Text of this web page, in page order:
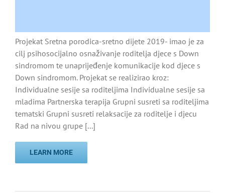
Projekat Sretna porodica-sretno dijete 2019- imao je za
cilj psihosocijalno osnaživanje roditelja djece s Down
sindromom te unaprijeđenje komunikacije kod djece s
Down sindromom. Projekat se realizirao kroz:
Individualne sesije sa roditeljima Individualne sesije sa
mladima Partnerska terapija Grupni susreti sa roditeljima
tematski Grupni susreti relaksacije za roditelje i djecu
Rad na nivou grupe [...]
LEARN MORE